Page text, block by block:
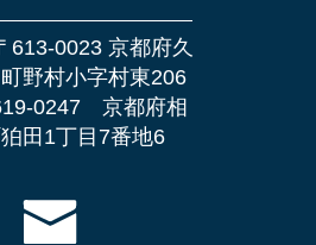
0247 京都府相
田1丁目7番地6
613-0023 京都府久
野村小字村東206